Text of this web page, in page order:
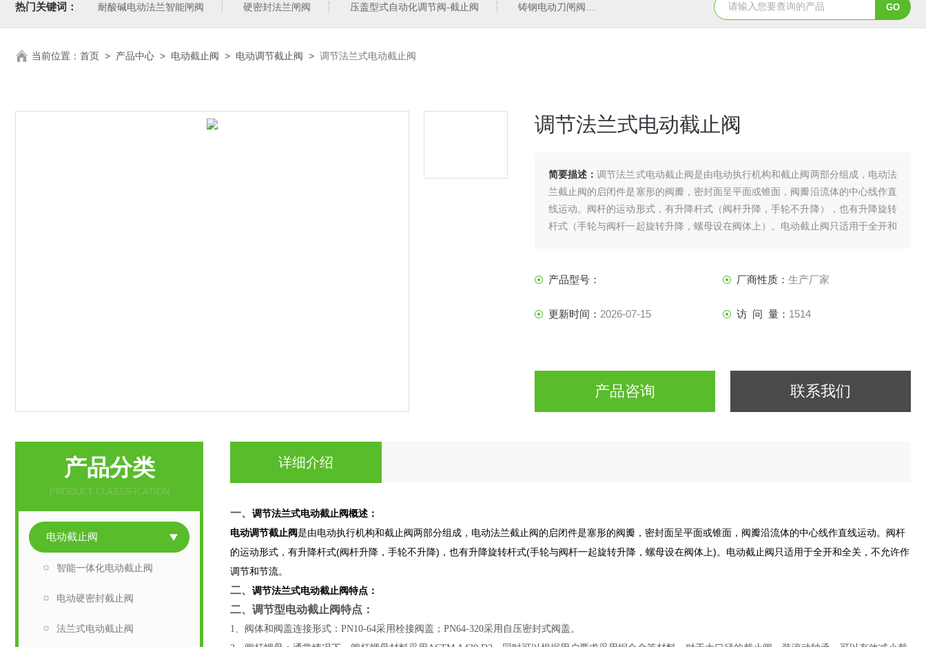
热门关键词： 耐酸碱电动法兰智能闸阀 硬密封法兰闸阀 压盖型式自动化调节阀-截止阀 铸钢电动刀闸阀 造纸行业电动刀闸阀选型 dn200湖泉电动截止阀 一
当前位置： 首页 > 产品中心 > 电动截止阀 > 电动调节截止阀 > 调节法兰式电动截止阀
调节法兰式电动截止阀
简要描述：调节法兰式电动截止阀是由电动执行机构和截止阀两部分组成，电动法
兰截止阀的启闭件是塞形的阀瓣，密封面呈平面或锥面，阀瓣沿流体的中心线作直
线运动。阀杆的运动形式，有升降杆式（阀杆升降，手轮不升降），也有升降旋转
杆式（手轮与阀杆一起旋转升降，螺母设在阀体上）。电动截止阀只适用于全开和
产品型号： 厂商性质： 生产厂家
更新时间： 2026-07-15 访 问 量： 1514
产品咨询 联系我们
产品分类
PRODUCT CLASSIFICATION
电动截止阀
智能一体化电动截止阀
电动硬密封截止阀
法兰式电动截止阀
详细介绍
一、 调节法兰式电动截止阀概述：
电动调节截止阀是由电动执行机构和截止阀两部分组成，电动法兰截止阀的启闭件是塞形的阀瓣，密封面呈平面或锥面，阀瓣沿流体的中心线作直线运动。阀杆
的运动形式，有升降杆式(阀杆升降，手轮不升降)，也有升降旋转杆式(手轮与阀杆一起旋转升降，螺母设在阀体上)。电动截止阀只适用于全开和全关，不允许作
调节和节流。
二、 调节法兰式电动截止阀特点：
二、 调节型电动截止阀特点：
1、 阀体和阀盖连接形式：PN10-64采用栓接阀盖；PN64-320采用自压密封式阀盖。